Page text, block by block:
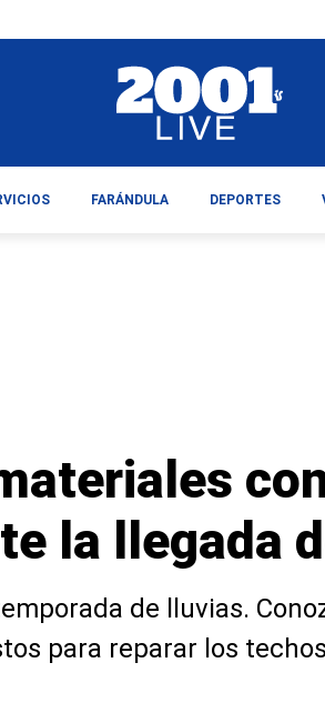
la llegada
de lluvias.
para reparar los techos
FARÁNDULA DEPORTES